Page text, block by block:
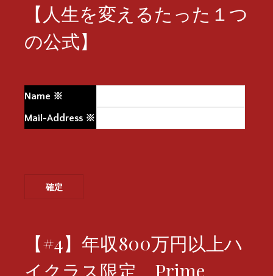
【人生を変えるたった１つ
の公式】
Name ※
Mail-Address ※
【#4】年収800万円以上ハ
イクラス限定 Prime